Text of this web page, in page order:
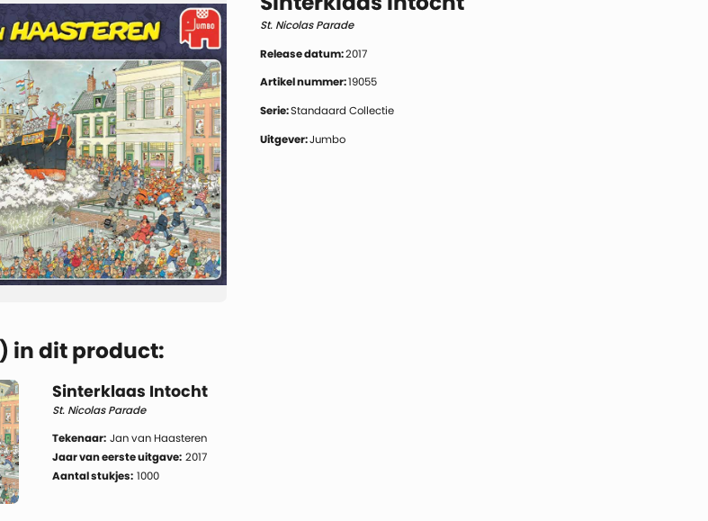
St. Nicolas Parade
Release datum:2017
Artikel nummer:19055
Serie:Standaard Collectie
Uitgever:Jumbo
in dit product:
Sinterklaas Intocht
St. Nicolas Parade
Tekenaar: Jan van Haasteren
Jaar van eerste uitgave: 2017
Aantal stukjes: 1000